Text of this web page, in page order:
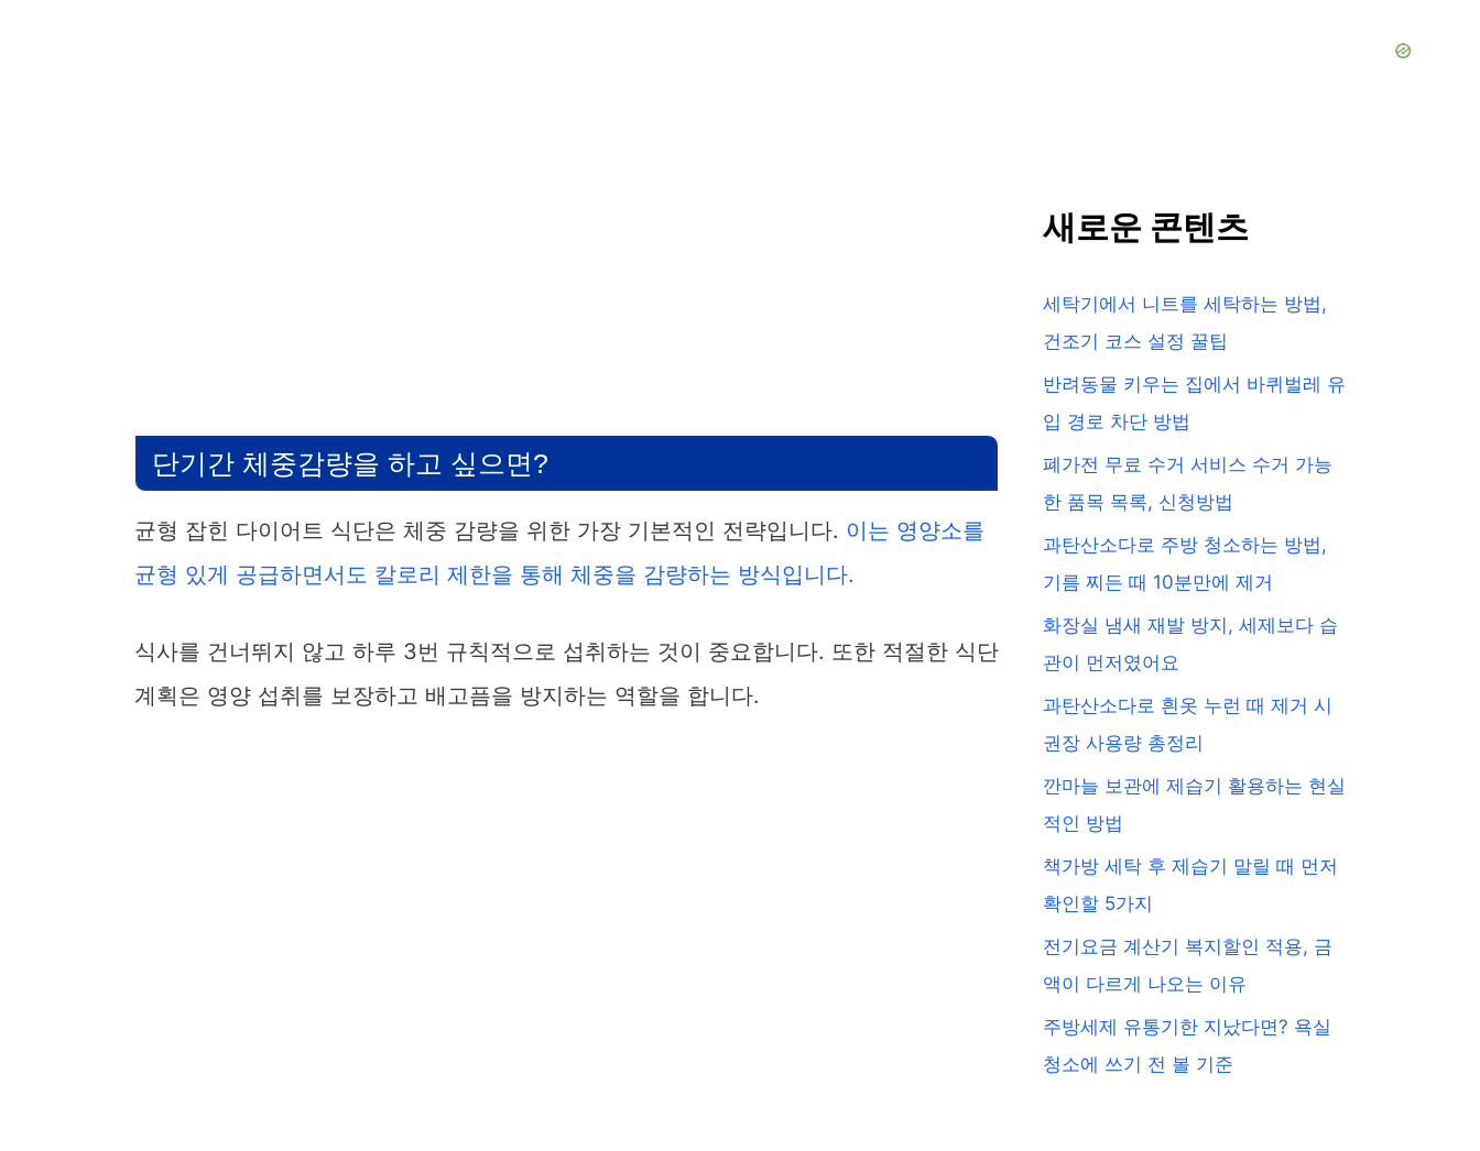
단기간 체중감량을 하고 싶으면?
균형 잡힌 다이어트 식단은 체중 감량을 위한 가장 기본적인 전략입니다. 이는 영양소를
균형 있게 공급하면서도 칼로리 제한을 통해 체중을 감량하는 방식입니다.
식사를 건너뛰지 않고 하루 3번 규칙적으로 섭취하는 것이 중요합니다. 또한 적절한 식단
계획은 영양 섭취를 보장하고 배고픔을 방지하는 역할을 합니다.
새로운 콘텐츠
세탁기에서 니트를 세탁하는 방법,
건조기 코스 설정 꿀팁
반려동물 키우는 집에서 바퀴벌레 유
입 경로 차단 방법
폐가전 무료 수거 서비스 수거 가능
한 품목 목록, 신청방법
과탄산소다로 주방 청소하는 방법,
기름 찌든 때 10분만에 제거
화장실 냄새 재발 방지, 세제보다 습
관이 먼저였어요
과탄산소다로 흰옷 누런 때 제거 시
권장 사용량 총정리
깐마늘 보관에 제습기 활용하는 현실
적인 방법
책가방 세탁 후 제습기 말릴 때 먼저
확인할 5가지
전기요금 계산기 복지할인 적용, 금
액이 다르게 나오는 이유
주방세제 유통기한 지났다면? 욕실
청소에 쓰기 전 볼 기준